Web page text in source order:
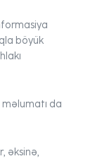
böyük
da
əksinə,